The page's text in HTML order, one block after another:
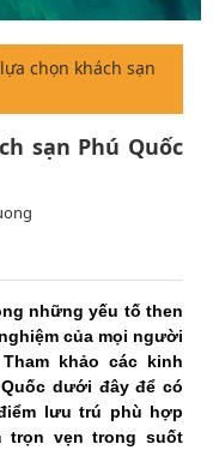
chọn khách sạn
sạn Phú Quốc
những yếu tố then
của mọi người
khảo các kinh
dưới đây để có
lưu trú phù hợp
trọn vẹn trong suốt